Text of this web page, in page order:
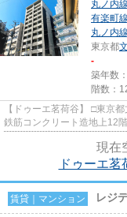
丸ノ内線
有楽町線
丸ノ内線
東京都
-
築年数
階数：
【ドゥーエ茗荷谷】 □東京都文京区大塚三丁目20-13 □2008年１月築 □鉄骨
鉄筋コンクリート造地上12階建 人気の窪町小学校
現在
ドゥーエ
賃貸｜マンション レジ